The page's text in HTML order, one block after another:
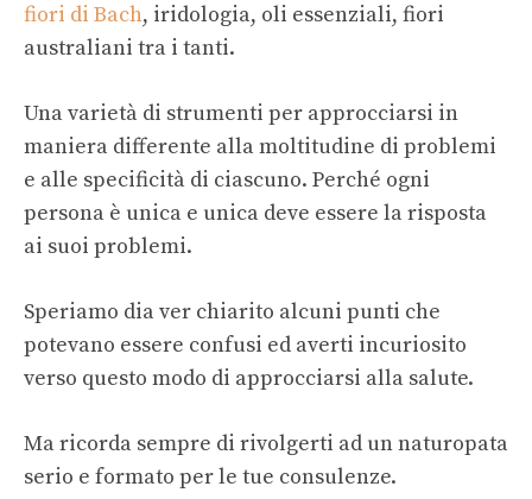
fiori di Bach, iridologia, oli essenziali, fiori
australiani tra i tanti.
Una varietà di strumenti per approcciarsi in
maniera differente alla moltitudine di problemi
e alle specificità di ciascuno. Perché ogni
persona è unica e unica deve essere la risposta
ai suoi problemi.
Speriamo dia ver chiarito alcuni punti che
potevano essere confusi ed averti incuriosito
verso questo modo di approcciarsi alla salute.
Ma ricorda sempre di rivolgerti ad un naturopata
serio e formato per le tue consulenze.